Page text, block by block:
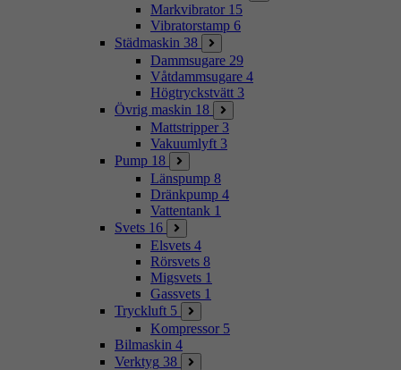
Markvibrator 15
Vibratorstamp 6
Städmaskin 38
Dammsugare 29
Våtdammsugare 4
Högtryckstvätt 3
Övrig maskin 18
Mattstripper 3
Vakuumlyft 3
Pump 18
Länspump 8
Dränkpump 4
Vattentank 1
Svets 16
Elsvets 4
Rörsvets 8
Migsvets 1
Gassvets 1
Tryckluft 5
Kompressor 5
Bilmaskin 4
Verktyg 38